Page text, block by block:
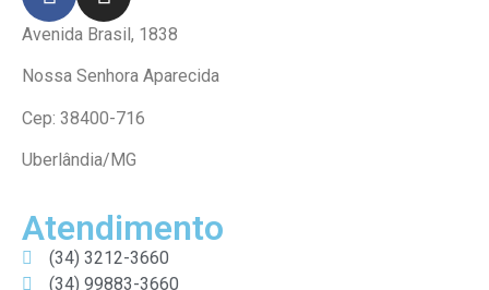
Avenida Brasil, 1838
Nossa Senhora Aparecida
Cep: 38400-716
Uberlândia/MG
Atendimento
(34) 3212-3660
(34) 99883-3660